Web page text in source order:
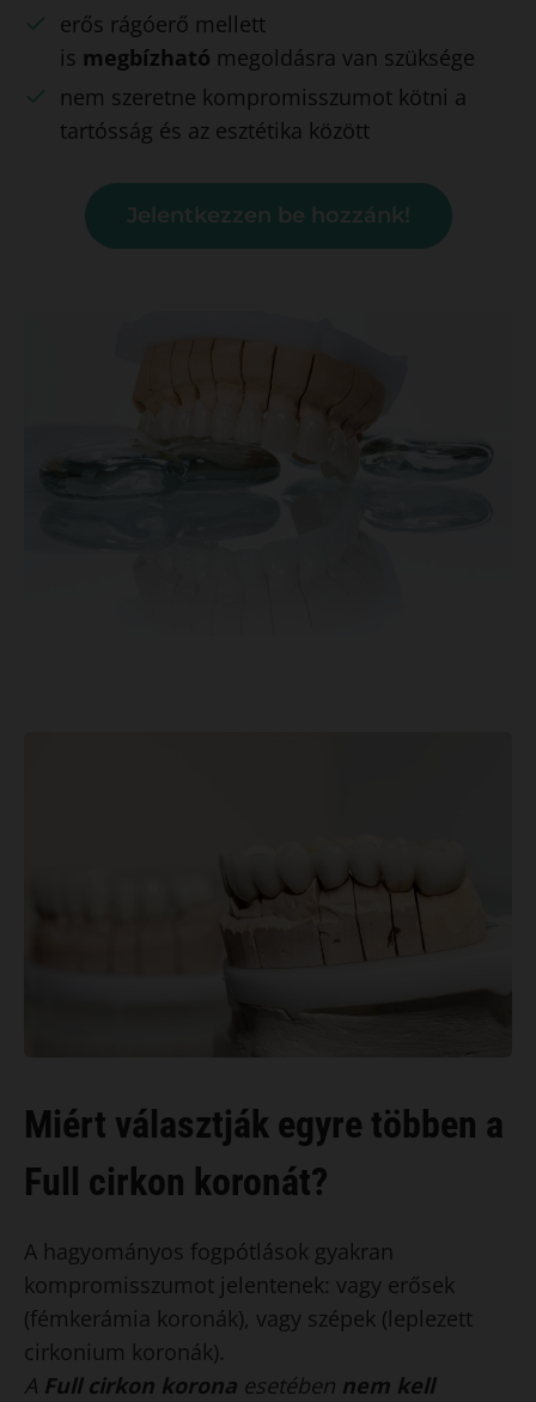
erős rágóerő mellett
is megbízható megoldásra van szüksége
nem szeretne kompromisszumot kötni a
tartósság és az esztétika között
Jelentkezzen be hozzánk!
Miért választják egyre többen a
Full cirkon koronát?
A hagyományos fogpótlások gyakran
kompromisszumot jelentenek: vagy erősek
(fémkerámia koronák), vagy szépek (leplezett
cirkonium koronák).
A Full cirkon korona esetében nem kell